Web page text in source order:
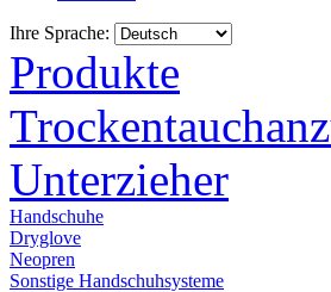
Ihre Sprache:
Produkte
Unterzieher
Handschuhe
Dryglove
Neopren
Sonstige Handschuhsysteme